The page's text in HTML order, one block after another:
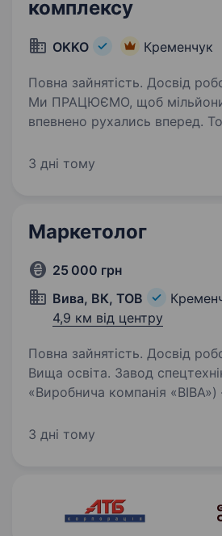
комплексу
OKKO Кременчук
Повна зайнятість. Досвід
Ми ПРАЦЮЄМО, щоб мільйони
впевнено рухались вперед.
до команди ОККО, формуймо
3 дні тому
Маркетолог
25 000 грн
Вива, ВК, ТОВ
4,9 км від центру
Повна зайнятість. Досвід
Вища освіта. Завод спецтехніки VIVA (ТОВ
«Виробнича компанія
для комунальних, дорожніх та
3 дні тому